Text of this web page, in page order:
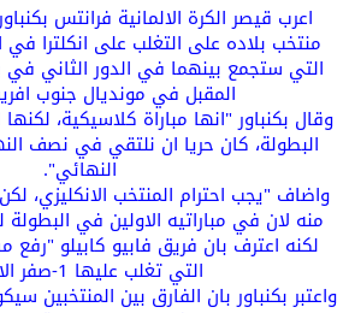
اعرب قيصر الكرة الالمانية فرانتس
منتخب بلاده على التغلب على انكلترا في
التي ستجمع بينهما في الدور الثاني في
المقبل في مونديال جنوب افريقيا
وقال بكنباور "انها مباراة كلاسيكية،
البطولة، كان حريا ان نلتقي في نصف
النهائي".
واضاف "يجب احترام المنتخب الانكليزي،
منه لان في مباراتيه الاولين في
لكنه اعترف بان فريق فابيو كابيلو
التي تغلب عليها 1-صفر الاربعاء.
واعتبر بكنباور بان الفارق بين المنتخبين